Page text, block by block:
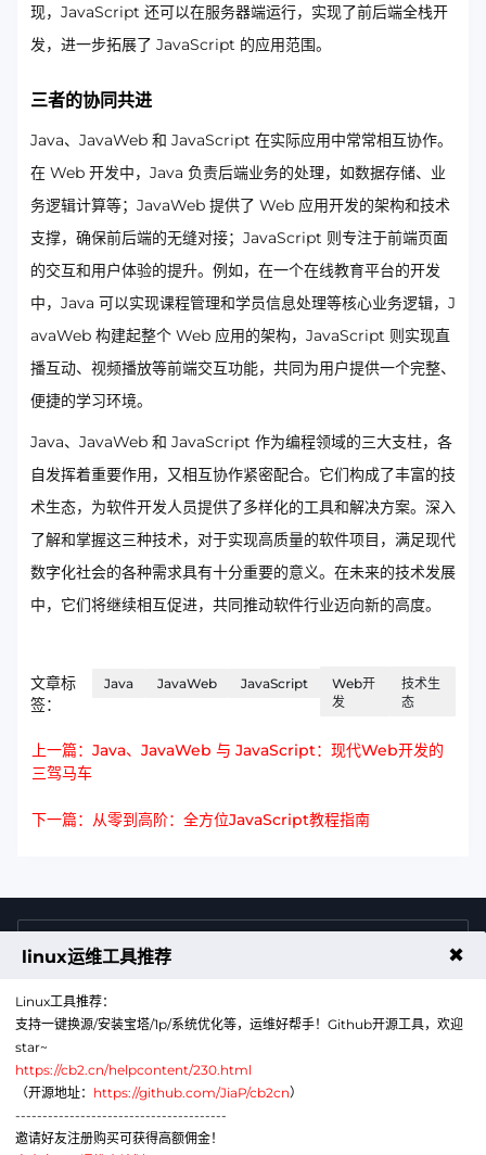
现，JavaScript 还可以在服务器端运行，实现了前后端全栈开
发，进一步拓展了 JavaScript 的应用范围。
三者的协同共进
Java、JavaWeb 和 JavaScript 在实际应用中常常相互协作。
在 Web 开发中，Java 负责后端业务的处理，如数据存储、业
务逻辑计算等；JavaWeb 提供了 Web 应用开发的架构和技术
支撑，确保前后端的无缝对接；JavaScript 则专注于前端页面
的交互和用户体验的提升。例如，在一个在线教育平台的开发
中，Java 可以实现课程管理和学员信息处理等核心业务逻辑，J
avaWeb 构建起整个 Web 应用的架构，JavaScript 则实现直
播互动、视频播放等前端交互功能，共同为用户提供一个完整、
便捷的学习环境。
Java、JavaWeb 和 JavaScript 作为编程领域的三大支柱，各
自发挥着重要作用，又相互协作紧密配合。它们构成了丰富的技
术生态，为软件开发人员提供了多样化的工具和解决方案。深入
了解和掌握这三种技术，对于实现高质量的软件项目，满足现代
数字化社会的各种需求具有十分重要的意义。在未来的技术发展
中，它们将继续相互促进，共同推动软件行业迈向新的高度。
文章标
签：
Java JavaWeb JavaScript
Web开
发
技术生
态
上一篇：Java、JavaWeb 与 JavaScript：现代Web开发的
三驾马车
下一篇：从零到高阶：全方位JavaScript教程指南
售前咨询热线
公众号
linux运维工具推荐 ✖
Linux工具推荐：
支持一键换源/安装宝塔/1p/系统优化等，运维好帮手！Github开源工具，欢迎
star~
https://cb2.cn/helpcontent/230.html
（开源地址： https://github.com/JiaP/cb2cn）
---------------------------------------
邀请好友注册购买可获得高额佣金！